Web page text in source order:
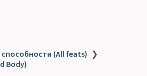
способности (All feats) ❯
Body)